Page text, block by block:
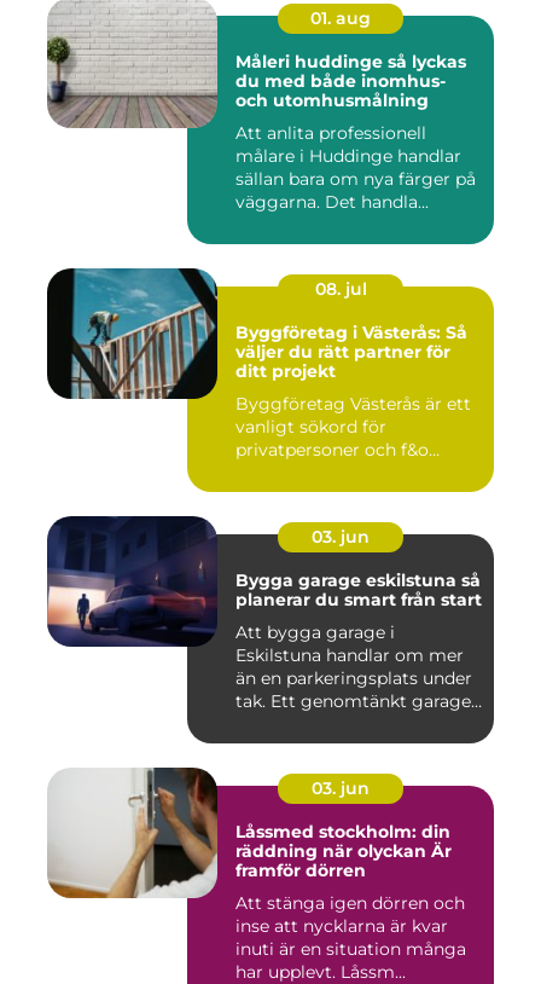
01. aug
Måleri huddinge så lyckas
du med både inomhus-
och utomhusmålning
Att anlita professionell
målare i Huddinge handlar
sällan bara om nya färger på
väggarna. Det handla...
08. jul
Byggföretag i Västerås: Så
väljer du rätt partner för
ditt projekt
Byggföretag Västerås är ett
vanligt sökord för
privatpersoner och f&o...
03. jun
Bygga garage eskilstuna så
planerar du smart från start
Att bygga garage i
Eskilstuna handlar om mer
än en parkeringsplats under
tak. Ett genomtänkt garage
03. jun
Låssmed stockholm: din
räddning när olyckan Är
framför dörren
Att stänga igen dörren och
inse att nycklarna är kvar
inuti är en situation många
har upplevt. Låssm...